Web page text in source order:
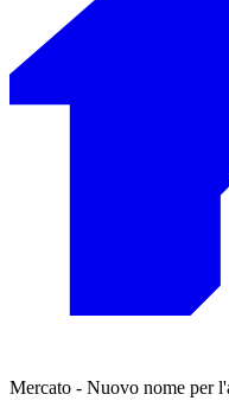
Mercato - Nuovo nome per